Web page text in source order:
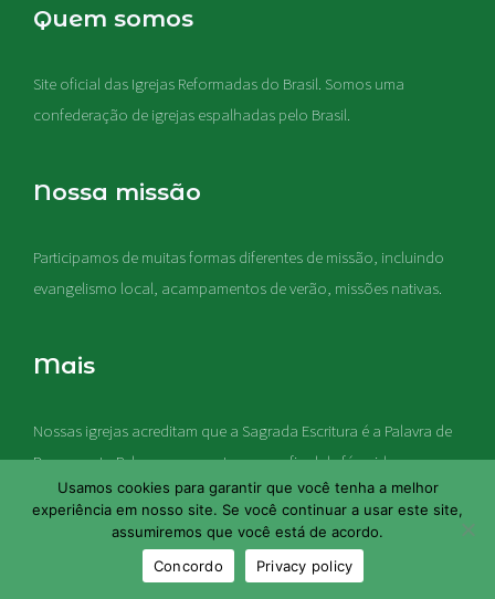
Quem somos
Site oficial das Igrejas Reformadas do Brasil. Somos uma
confederação de igrejas espalhadas pelo Brasil.
Nossa missão
Participamos de muitas formas diferentes de missão, incluindo
evangelismo local, acampamentos de verão, missões nativas.
Mais
Nossas igrejas acreditam que a Sagrada Escritura é a Palavra de
Deus, e esta Palavra representa a regra final de fé e vida em
nossas igrejas
Usamos cookies para garantir que você tenha a melhor
experiência em nosso site. Se você continuar a usar este site,
assumiremos que você está de acordo.
Concordo
Privacy policy